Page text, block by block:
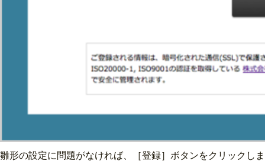
雛形の設定に問題がなければ、［登録］ボタンをクリックし